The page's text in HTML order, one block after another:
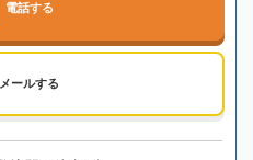
電話する
メールする